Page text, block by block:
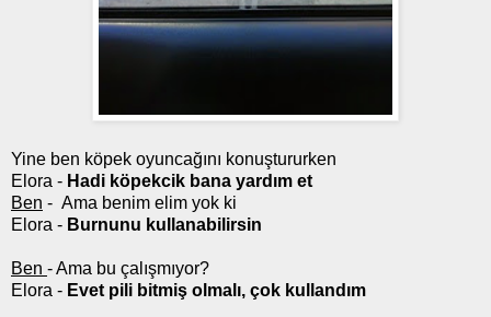
Yine ben köpek oyuncağını konuştururken
Elora - Hadi köpekcik bana yardım et
Ben - Ama benim elim yok ki
Elora - Burnunu kullanabilirsin
Ben - Ama bu çalışmıyor?
Elora - Evet pili bitmiş olmalı, çok kullandım